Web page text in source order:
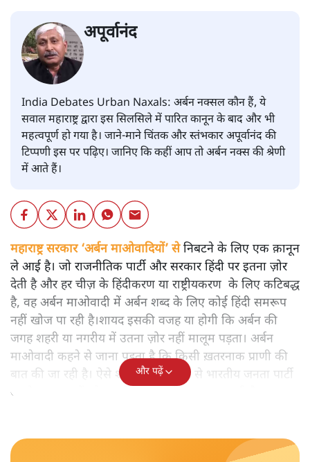
अपूर्वानंद
India Debates Urban Naxals: अर्बन नक्सल कौन हैं, ये
सवाल महाराष्ट्र द्वारा इस सिलसिले में पारित कानून के बाद और भी
महत्वपूर्ण हो गया है। जाने-माने चिंतक और स्तंभकार अपूर्वानंद की
टिप्पणी इस पर पढ़िए। जानिए कि कहीं आप तो अर्बन नक्स की श्रेणी
में आते हैं।
महाराष्ट्र सरकार ‘अर्बन माओवादियों’ सेनिबटने के लिए एक क़ानून
ले आई है। जो राजनीतिक पार्टी और सरकार हिंदी पर इतना ज़ोर
देती है और हर चीज़ के हिंदीकरण या राष्ट्रीयकरण के लिए कटिबद्ध
है, वह अर्बन माओवादी में अर्बन शब्द के लिए कोई हिंदी समरूप
नहीं खोज पा रही है।शायद इसकी वजह या होगी कि अर्बन की
जगह शहरी या नगरीय में उतना ज़ोर नहीं मालूम पड़ता। अर्बन
माओवादी कहने से जाना पड़ता है कि किसी ख़तरनाक प्राणी की
बात की जा रही है। ऐसे शब्दों के इस्तेमाल से भारतीय जनता पार्टी
अपने मतदाताओं को डराने या भरमाने का काम करती है।
और पढ़ें